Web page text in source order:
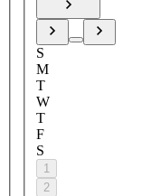
S
M
T
W
T
F
S
1
2